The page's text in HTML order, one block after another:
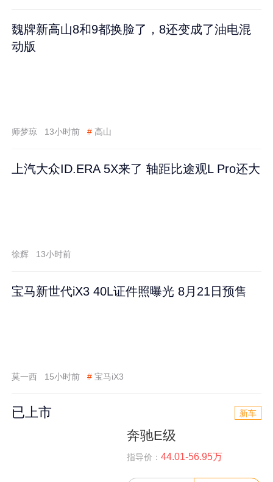
魏牌新高山8和9都换脸了，8还变成了油电混
动版
师梦琼 13小时前 # 高山
上汽大众ID.ERA 5X来了 轴距比途观L Pro还大
徐辉 13小时前
宝马新世代iX3 40L证件照曝光 8月21日预售
莫一西 15小时前 # 宝马iX3
已上市 新车
奔驰E级
指导价： 44.01-56.95万